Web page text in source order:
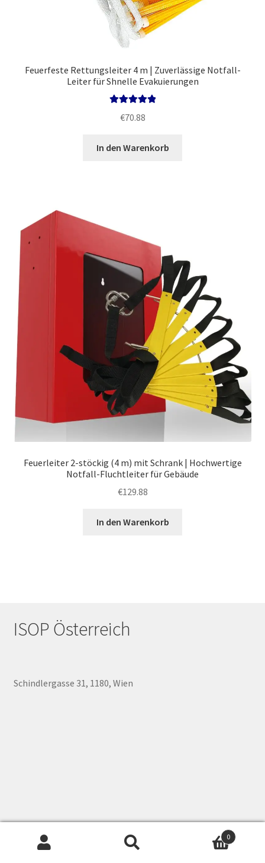
Feuerfeste Rettungsleiter 4 m | Zuverlässige Notfall-
Leiter für Shnelle Evakuierungen
€70.88
In den Warenkorb
Feuerleiter 2-stöckig (4 m) mit Schrank | Hochwertige
Notfall-Fluchtleiter für Gebäude
€129.88
In den Warenkorb
ISOP Österreich
Schindlergasse 31, 1180, Wien
0